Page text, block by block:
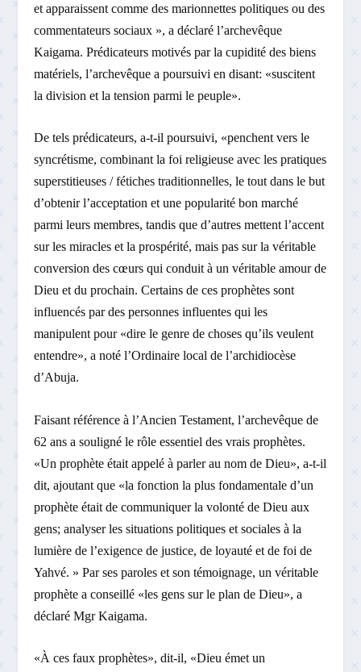
et apparaissent comme des marionnettes politiques ou des
commentateurs sociaux », a déclaré l’archevêque
Kaigama. Prédicateurs motivés par la cupidité des biens
matériels, l’archevêque a poursuivi en disant: «suscitent
la division et la tension parmi le peuple».
De tels prédicateurs, a-t-il poursuivi, «penchent vers le
syncrétisme, combinant la foi religieuse avec les pratiques
superstitieuses / fétiches traditionnelles, le tout dans le but
d’obtenir l’acceptation et une popularité bon marché
parmi leurs membres, tandis que d’autres mettent l’accent
sur les miracles et la prospérité, mais pas sur la véritable
conversion des cœurs qui conduit à un véritable amour de
Dieu et du prochain. Certains de ces prophètes sont
influencés par des personnes influentes qui les
manipulent pour «dire le genre de choses qu’ils veulent
entendre», a noté l’Ordinaire local de l’archidiocèse
d’Abuja.
Faisant référence à l’Ancien Testament, l’archevêque de
62 ans a souligné le rôle essentiel des vrais prophètes.
«Un prophète était appelé à parler au nom de Dieu», a-t-il
dit, ajoutant que «la fonction la plus fondamentale d’un
prophète était de communiquer la volonté de Dieu aux
gens; analyser les situations politiques et sociales à la
lumière de l’exigence de justice, de loyauté et de foi de
Yahvé. » Par ses paroles et son témoignage, un véritable
prophète a conseillé «les gens sur le plan de Dieu», a
déclaré Mgr Kaigama.
«À ces faux prophètes», dit-il, «Dieu émet un